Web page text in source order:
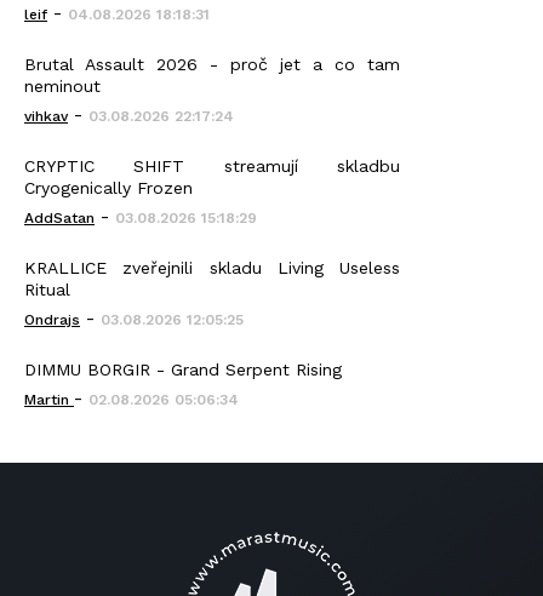
leif - 04.08.2026 18:18:31
Brutal Assault 2026 - proč jet a co tam
neminout
vihkav- 03.08.2026 22:17:24
CRYPTIC SHIFT streamují skladbu
Cryogenically Frozen
AddSatan - 03.08.2026 15:18:29
KRALLICE zveřejnili skladu Living Useless
Ritual
Ondrajs - 03.08.2026 12:05:25
DIMMU BORGIR - Grand Serpent Rising
Martin - 02.08.2026 05:06:34